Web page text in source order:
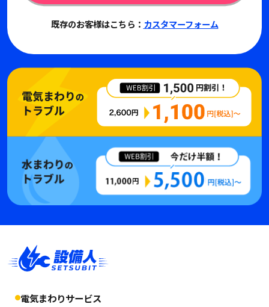
既存のお客様はこちら： カスタマーフォーム
電気まわりサービス